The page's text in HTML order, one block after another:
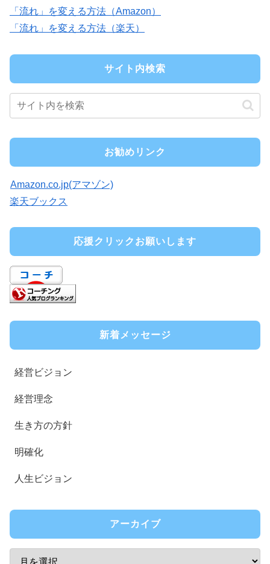
「流れ」を変える方法（Amazon）
「流れ」を変える方法（楽天）
サイト内検索
お勧めリンク
Amazon.co.jp(アマゾン)
楽天ブックス
応援クリックお願いします
新着メッセージ
経営ビジョン
経営理念
生き方の方針
明確化
人生ビジョン
アーカイブ